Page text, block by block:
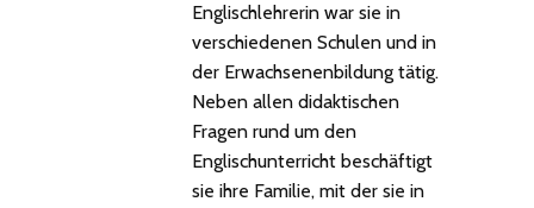
Englischlehrerin war sie in
verschiedenen Schulen und in
der Erwachsenenbildung tätig.
Neben allen didaktischen
Fragen rund um den
Englischunterricht beschäftigt
sie ihre Familie, mit der sie in